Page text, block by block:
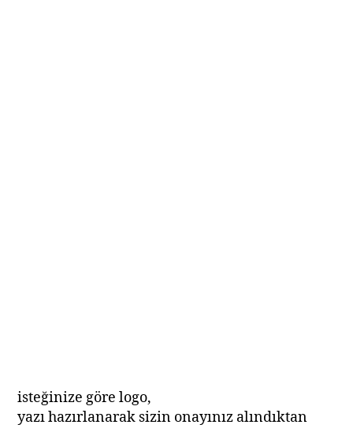
isteğinize göre logo,
yazı hazırlanarak sizin onayınız alındıktan